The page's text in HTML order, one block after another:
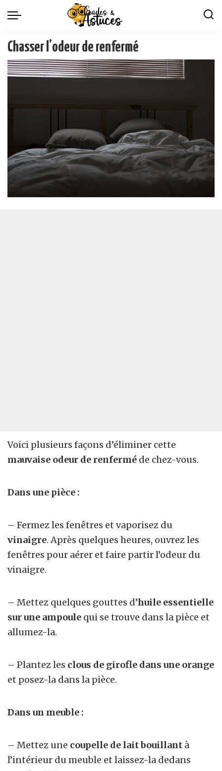
Chasser l’odeur de renfermé
Voici plusieurs façons d’éliminer cette
mauvaise odeur de renfermé de chez-vous.
Dans une pièce :
– Fermez les fenêtres et vaporisez du
vinaigre. Après quelques heures, ouvrez les
fenêtres pour aérer et faire partir l’odeur du
vinaigre.
– Mettez quelques gouttes d’huile essentielle
sur une ampoule qui se trouve dans la pièce et
allumez-la.
– Plantez les clous de girofle dans une orange
et posez-la dans la pièce.
Dans un meuble :
– Mettez une coupelle de lait bouillant à
l’intérieur du meuble et laissez-la dedans